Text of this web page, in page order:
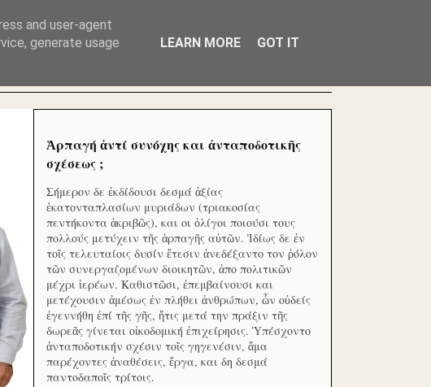
Ἁρπαγή ἀντί συνόχης και ἀνταποδοτικῆς
σχέσεως ;
Σήμερον δε ἐκδίδουσι δεσμά ἀξίας
ἑκατονταπλασίων μυριάδων (τριακοσίας
πεντήκοντα ἀκριβῶς), και οι ὀλίγοι ποιούσι τους
πολλούς μετύχειν τῆς ἁρπαγῆς αὐτῶν. Ἰδίως δε ἐν
τοῖς τελευταίοις δυσίν ἔτεσιν ἀνεδέξαντο τον ῥόλον
τῶν συνεργαζομένων διοικητῶν, ἀπο πολιτικῶν
μέχρι ἱερέων. Καθιστῶσι, ἐπεμβαίνουσι και
μετέχουσιν ἀμέσως ἐν πλήθει ἀνθρώπων, ὧν οὐδείς
ἐγεννήθη ἐπί τῆς γῆς, ἥτις μετά την πράξιν τῆς
δωρεᾶς γίνεται οἰκοδομική ἐπιχείρησις. Ὑπέσχοντο
ἀνταποδοτικήν σχέσιν τοῖς γηγενέσιν, ἅμα
παρέχοντες ἀναθέσεις, ἔργα, και δη δεσμά
παντοδαποῖς τρίτοις.
and user-agent
generate usage
LEARN MORE GOT IT